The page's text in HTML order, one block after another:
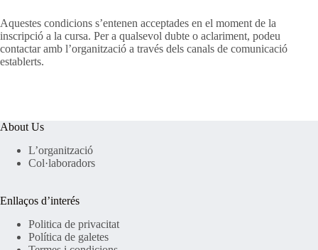
Aquestes condicions s’entenen acceptades en el moment de la
inscripció a la cursa. Per a qualsevol dubte o aclariment, podeu
contactar amb l’organització a través dels canals de comunicació
establerts.
About Us
L’organització
Col·laboradors
Enllaços d’interés
Politica de privacitat
Política de galetes